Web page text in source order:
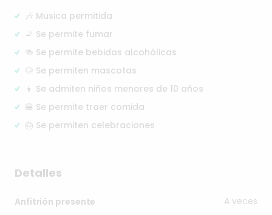
🎶 Musica permitida
🚬 Se permite fumar
🍻 Se permite bebidas alcohólicas
🐶 Se permiten mascotas
👦 Se admiten niños menores de 10 años
🍔 Se permite traer comida
🎂 Se permiten celebraciones
Detalles
Anfitrión presente A veces